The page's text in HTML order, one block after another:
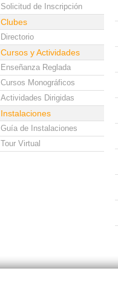
Solicitud de Inscripción
Clubes
Directorio
Cursos y Actividades
Enseñanza Reglada
Cursos Monográficos
Actividades Dirigidas
Instalaciones
Guía de Instalaciones
Tour Virtual